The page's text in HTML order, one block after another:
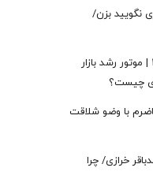
نگویید بزن/
پیش بینی بورس فردا شنبه 17 مرداد 1405 | موتور رشد بازار
چیست؟
با وضو شلاقت
خرازی/ چرا